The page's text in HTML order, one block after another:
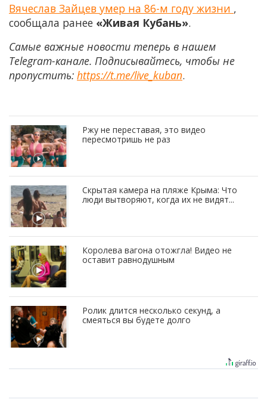
Вячеслав Зайцев умер на 86-м году жизни ,
сообщала ранее «Живая Кубань».
Самые важные новости теперь в нашем
Telegram-канале. Подписывайтесь, чтобы не
пропустить: https://t.me/live_kuban.
Ржу не переставая, это видео
пересмотришь не раз
Скрытая камера на пляже Крыма: Что
люди вытворяют, когда их не видят...
Королева вагона отожгла! Видео не
оставит равнодушным
Ролик длится несколько секунд, а
смеяться вы будете долго